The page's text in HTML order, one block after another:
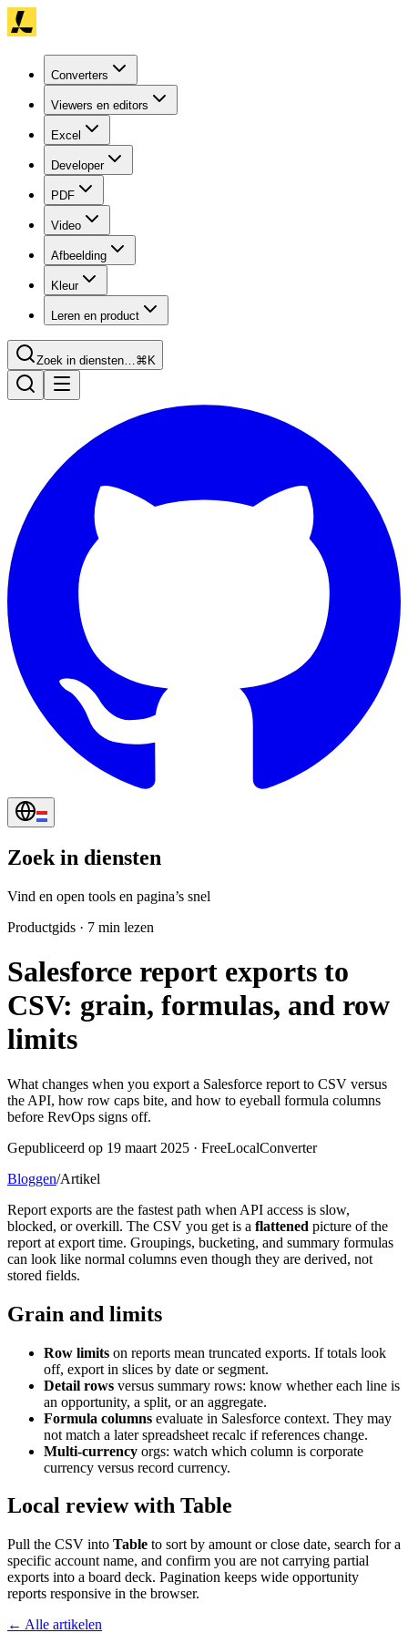
Converters
Viewers en editors
Excel
Developer
PDF
Video
Afbeelding
Kleur
Leren en product
Zoek in diensten…⌘K
Zoek in diensten
Vind en open tools en pagina’s snel
Productgids · 7 min lezen
Salesforce report exports to
CSV: grain, formulas, and row
limits
What changes when you export a Salesforce report to CSV versus
the API, how row caps bite, and how to eyeball formula columns
before RevOps signs off.
Gepubliceerd op 19 maart 2025 · FreeLocalConverter
Bloggen/Artikel
Report exports are the fastest path when API access is slow,
blocked, or overkill. The CSV you get is a flattened picture of the
report at export time. Groupings, bucketing, and summary formulas
can look like normal columns even though they are derived, not
stored fields.
Grain and limits
Row limits on reports mean truncated exports. If totals look
off, export in slices by date or segment.
Detail rows versus summary rows: know whether each line is
an opportunity, a split, or an aggregate.
Formula columns evaluate in Salesforce context. They may
not match a later spreadsheet recalc if references change.
Multi-currency orgs: watch which column is corporate
currency versus record currency.
Local review with Table
Pull the CSV into Table to sort by amount or close date, search for a
specific account name, and confirm you are not carrying partial
exports into a board deck. Pagination keeps wide opportunity
reports responsive in the browser.
← Alle artikelen